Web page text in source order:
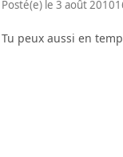
Posté(e) le 3 août 2010
Tu peux aussi en